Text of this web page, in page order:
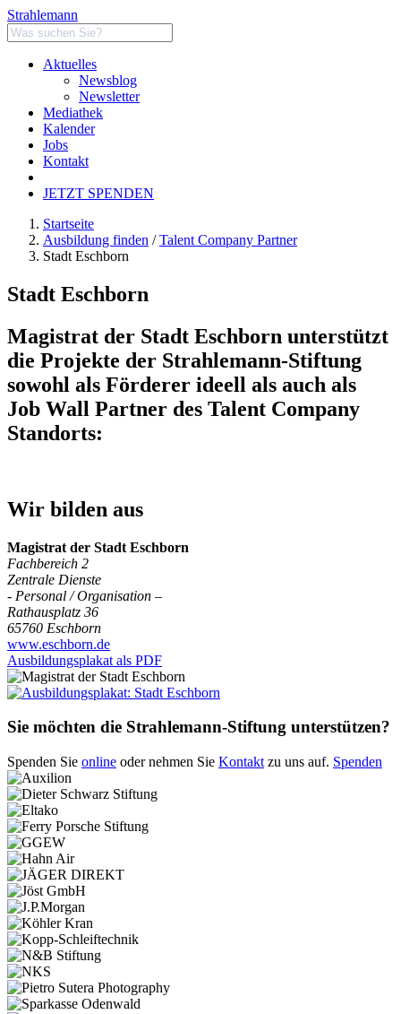
Strahlemann
Aktuelles
Newsblog
Newsletter
Mediathek
Kalender
Jobs
Kontakt
JETZT SPENDEN
Startseite
Ausbildung finden /Talent Company Partner
Stadt Eschborn
Stadt Eschborn
Magistrat der Stadt Eschborn unterstützt
die Projekte der Strahlemann-Stiftung
sowohl als Förderer ideell als auch als
Job Wall Partner des Talent Company
Standorts:
Wir bilden aus
Magistrat der Stadt Eschborn
Fachbereich 2
Zentrale Dienste
- Personal / Organisation –
Rathausplatz 36
65760 Eschborn
www.eschborn.de
Ausbildungsplakat als PDF
Sie möchten die Strahlemann-Stiftung unterstützen?
Spenden Sie online oder nehmen Sie Kontakt zu uns auf. Spenden